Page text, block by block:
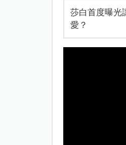
莎白首度曝光
愛？